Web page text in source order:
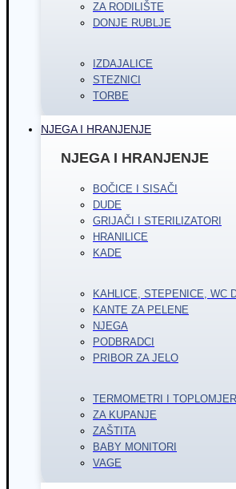
ZA RODILIŠTE
DONJE RUBLJE
IZDAJALICE
STEZNICI
TORBE
NJEGA I HRANJENJE
NJEGA I HRANJENJE
BOČICE I SISAČI
DUDE
GRIJAČI I STERILIZATORI
HRANILICE
KADE
KAHLICE, STEPENICE, WC
KANTE ZA PELENE
NJEGA
PODBRADCI
PRIBOR ZA JELO
TERMOMETRI I TOPLOMJERI
ZA KUPANJE
ZAŠTITA
BABY MONITORI
VAGE